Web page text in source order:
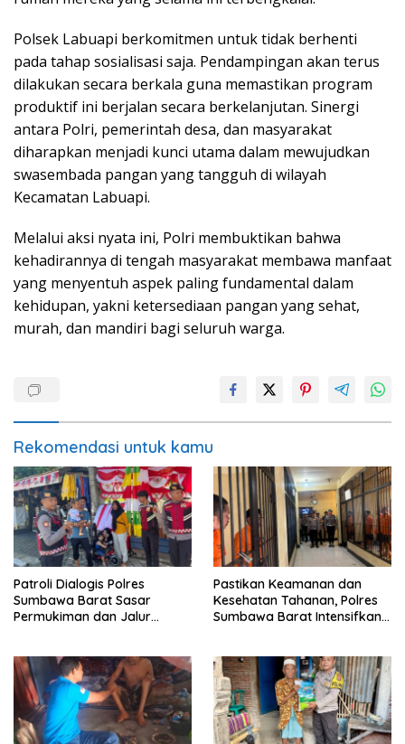
Polsek Labuapi berkomitmen untuk tidak berhenti
pada tahap sosialisasi saja. Pendampingan akan terus
dilakukan secara berkala guna memastikan program
produktif ini berjalan secara berkelanjutan. Sinergi
antara Polri, pemerintah desa, dan masyarakat
diharapkan menjadi kunci utama dalam mewujudkan
swasembada pangan yang tangguh di wilayah
Kecamatan Labuapi.
Melalui aksi nyata ini, Polri membuktikan bahwa
kehadirannya di tengah masyarakat membawa manfaat
yang menyentuh aspek paling fundamental dalam
kehidupan, yakni ketersediaan pangan yang sehat,
murah, dan mandiri bagi seluruh warga.
Rekomendasi untuk kamu
Patroli Dialogis Polres
Sumbawa Barat Sasar
Permukiman dan Jalur
Pastikan Keamanan dan
Kesehatan Tahanan, Polres
Sumbawa Barat Intensifkan